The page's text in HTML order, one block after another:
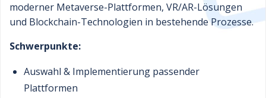
moderner Metaverse-Plattformen, VR/AR-Lösungen
und Blockchain-Technologien in bestehende Prozesse.
Schwerpunkte:
Auswahl & Implementierung passender
Plattformen